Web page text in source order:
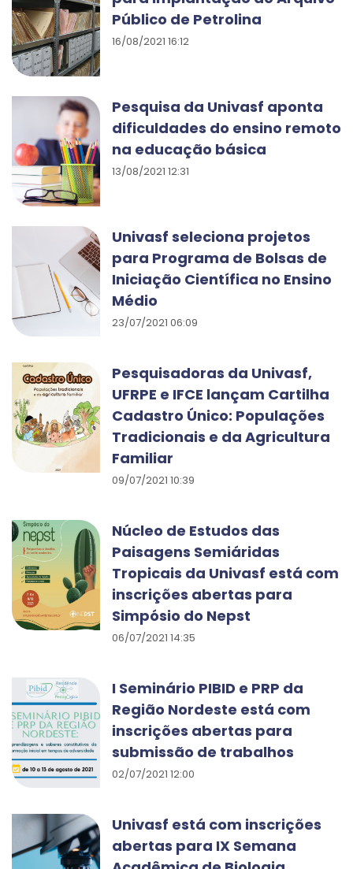
Público de Petrolina
16/08/2021 16:12
Pesquisa da Univasf aponta
dificuldades do ensino remoto
na educação básica
13/08/2021 12:31
Univasf seleciona projetos
para Programa de Bolsas de
Iniciação Científica no Ensino
Médio
23/07/2021 06:09
Pesquisadoras da Univasf,
UFRPE e IFCE lançam Cartilha
Cadastro Único: Populações
Tradicionais e da Agricultura
Familiar
09/07/2021 10:39
Núcleo de Estudos das
Paisagens Semiáridas
Tropicais da Univasf está com
inscrições abertas para
Simpósio do Nepst
06/07/2021 14:35
I Seminário PIBID e PRP da
Região Nordeste está com
inscrições abertas para
submissão de trabalhos
02/07/2021 12:00
Univasf está com inscrições
abertas para IX Semana